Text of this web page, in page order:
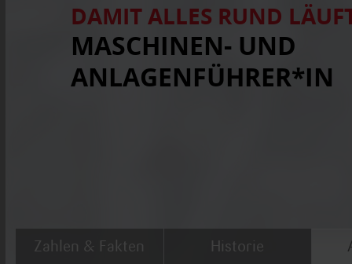
DAMIT ALLES RUND
MASCHINEN- UND
ANLAGENFÜHRER*IN
Zahlen & Fakten Historie